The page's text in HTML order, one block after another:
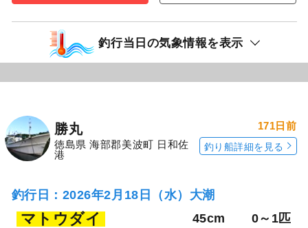
釣行当日の気象情報を表示
勝丸
徳島県 海部郡美波町 日和佐
港
171日前
釣り船詳細を見る
釣行日：2026年2月18日（水）大潮
マトウダイ 45cm 0～1匹